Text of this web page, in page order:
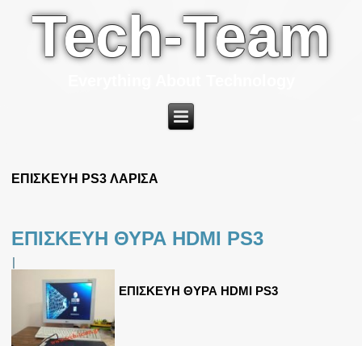
Tech-Team
ΕΠΙΣΚΕΥΗ PS3 ΛΑΡΙΣΑ
ΕΠΙΣΚΕΥΗ ΘΥΡΑ HDMI PS3
|
ΕΠΙΣΚΕΥΗ ΘΥΡΑ HDMI PS3